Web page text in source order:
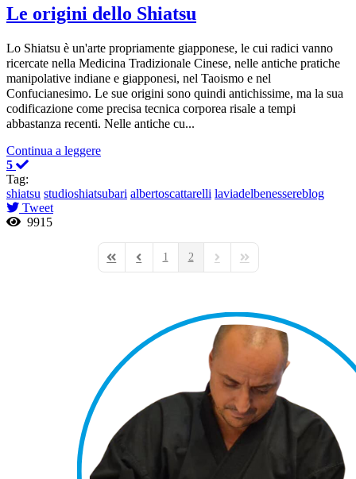
Le origini dello Shiatsu
Lo Shiatsu è un'arte propriamente giapponese, le cui radici vanno
ricercate nella Medicina Tradizionale Cinese, nelle antiche pratiche
manipolative indiane e giapponesi, nel Taoismo e nel
Confucianesimo. Le sue origini sono quindi antichissime, ma la sua
codificazione come precisa tecnica corporea risale a tempi
abbastanza recenti. Nelle antiche cu...
Continua a leggere
5
Tag:
shiatsu studioshiatsubari albertoscattarelli laviadelbenessereblog
Tweet
9915
1 2